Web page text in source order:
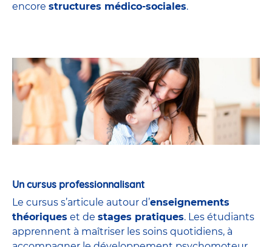
encore structures médico-sociales.
Un cursus professionnalisant
Le cursus s’articule autour d’enseignements
théoriques et de stages pratiques. Les étudiants
apprennent à maîtriser les soins quotidiens, à